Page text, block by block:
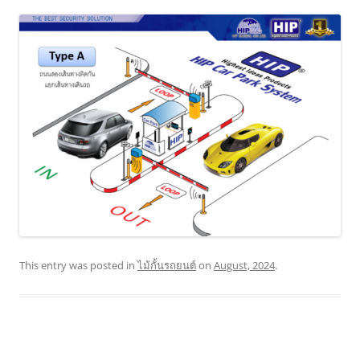
This entry was posted inไม้กั้นรถยนต์on August, 2024.